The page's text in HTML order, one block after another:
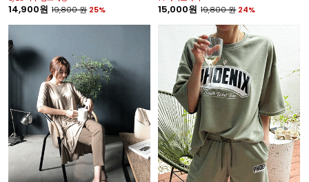
14,900원 19,800원 25% 15,000원 19,800원 24%